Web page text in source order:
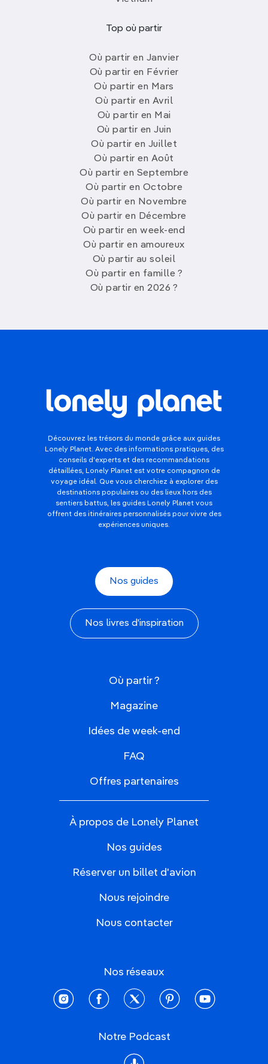
Top où partir
Où partir en Janvier
Où partir en Février
Où partir en Mars
Où partir en Avril
Où partir en Mai
Où partir en Juin
Où partir en Juillet
Où partir en Août
Où partir en Septembre
Où partir en Octobre
Où partir en Novembre
Où partir en Décembre
Où partir en week-end
Où partir en amoureux
Où partir au soleil
Où partir en famille ?
Où partir en 2026 ?
Découvrez les trésors du monde grâce aux guides
Lonely Planet. Avec des informations pratiques, des
conseils d'experts et des recommandations
détaillées, Lonely Planet est votre compagnon de
voyage idéal. Que vous cherchiez à explorer des
destinations populaires ou des lieux hors des
sentiers battus, les guides Lonely Planet vous
offrent des itinéraires personnalisés pour vivre des
expériences uniques.
Nos guides
Nos livres d'inspiration
Où partir ?
Magazine
Idées de week-end
FAQ
Offres partenaires
À propos de Lonely Planet
Nos guides
Réserver un billet d'avion
Nous rejoindre
Nous contacter
Nos réseaux
instagramfacebooktwitter pinterestyoutube
Notre Podcast
Podcast